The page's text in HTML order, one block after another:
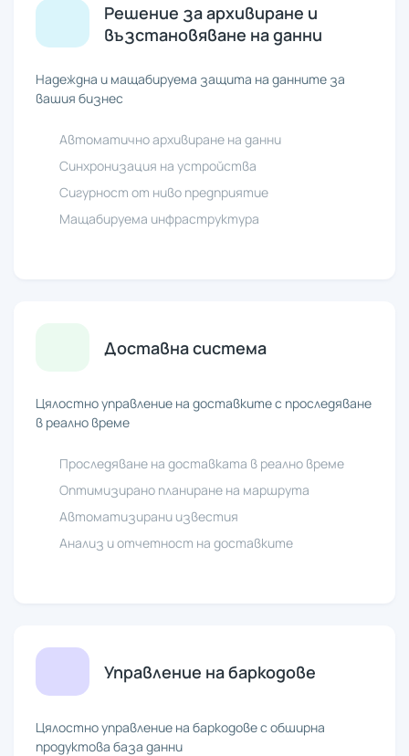
Решение за архивиране и
възстановяване на данни
Надеждна и мащабируема защита на данните за
вашия бизнес
Автоматично архивиране на данни
Синхронизация на устройства
Сигурност от ниво предприятие
Мащабируема инфраструктура
Доставна система
Цялостно управление на доставките с проследяване
в реално време
Проследяване на доставката в реално време
Оптимизирано планиране на маршрута
Автоматизирани известия
Анализ и отчетност на доставките
Управление на баркодове
Цялостно управление на баркодове с обширна
продуктова база данни